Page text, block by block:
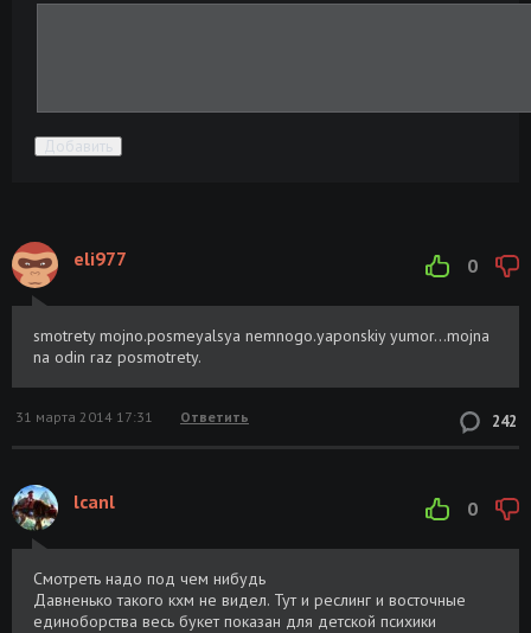
Добавить
0
eli977
smotrety mojno.posmeyalsya nemnogo.yaponskiy yumor...mojna
na odin raz posmotrety.
242
31 марта 2014 17:31 Ответить
0
lcanl
Смотреть надо под чем нибудь
Давненько такого кхм не видел. Тут и реслинг и восточные
единоборства весь букет показан для детской психики